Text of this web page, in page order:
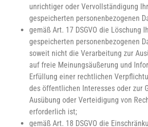
unrichtiger oder Vervollständigung
gespeicherten personenbezogenen
gemäß Art. 17 DSGVO die Löschung
gespeicherten personenbezogenen
soweit nicht die Verarbeitung zur
auf freie Meinungsäußerung und
Erfüllung einer rechtlichen
des öffentlichen Interesses oder zur
Ausübung oder Verteidigung von
erforderlich ist;
gemäß Art. 18 DSGVO die